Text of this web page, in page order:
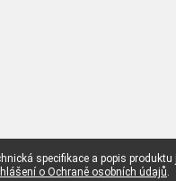
specifikace a popis produktu
o Ochraně osobních údajů.